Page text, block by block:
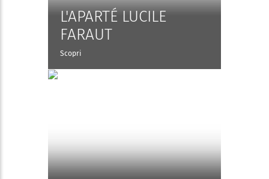
L'APARTÉ LUCILE
FARAUT
Scopri